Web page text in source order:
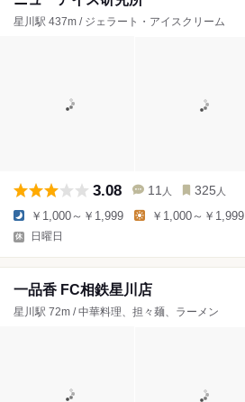
星川駅 437m / ジェラート・アイスクリーム
3.08 11 人 325 人
￥1,000～￥1,999 ￥1,000～￥1,999
日曜日
一品香 FC相鉄星川店
星川駅 72m / 中華料理、担々麺、ラーメン